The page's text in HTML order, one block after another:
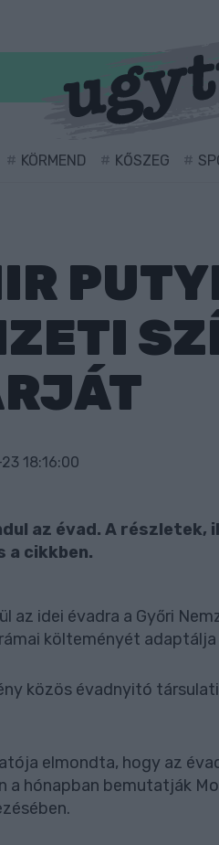
KÖRMEND KŐSZEG
18:16:00
az évad. A részletek,
a cikkben.
idei évadra a Győri
költeményét
közös évadnyitó
elmondta, hogy az
a hónapban bemutatják